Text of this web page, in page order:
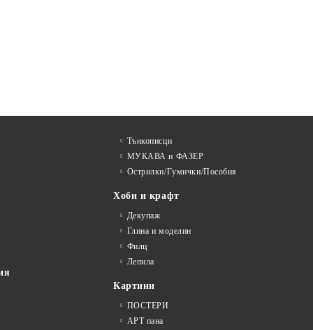
Тънкописци
МУКАВА и ФАЗЕР
Острилки/Гумички/Пособия
Хоби и крафт
Декупаж
Глина и моделин
Филц
Лепила
Картини
ПОСТЕРИ
АРТ пана